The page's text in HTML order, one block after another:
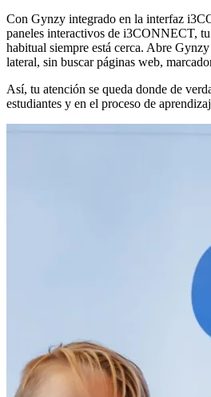
Con Gynzy integrado en la interfaz
paneles interactivos de i3CONNECT, tu
habitual siempre está cerca. Abre
lateral, sin buscar páginas web,
Así, tu atención se queda donde de
estudiantes y en el proceso de